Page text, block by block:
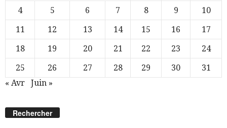
4
5 6 7 8 9
10
11
12 13 14 15 16
17
18
19 20 21 22 23
24
25
26 27 28 29 30
31
« Avr
Juin »
Rechercher